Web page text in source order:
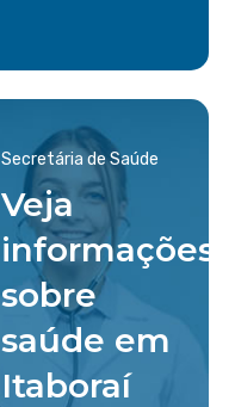
Secretária de Saúde
Veja
informações
sobre
saúde em
Itaboraí